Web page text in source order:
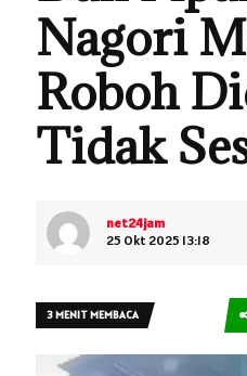
Nagori
Roboh
Tidak
net24jam
25 Okt 2025 13:18
3 MENIT MEMBACA